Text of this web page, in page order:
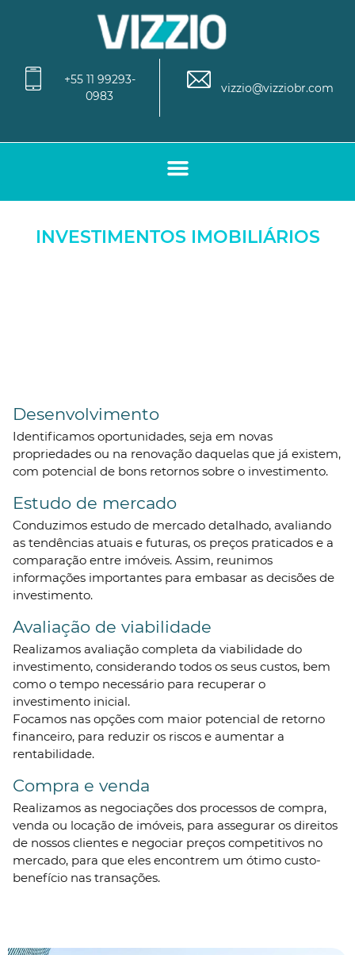
+55 11 99293-
0983
vizzio@vizziobr.com
INVESTIMENTOS IMOBILIÁRIOS
Desenvolvimento
Identificamos oportunidades, seja em novas
propriedades ou na renovação daquelas que já existem,
com potencial de bons retornos sobre o investimento.
Estudo de mercado
Conduzimos estudo de mercado detalhado, avaliando
as tendências atuais e futuras, os preços praticados e a
comparação entre imóveis. Assim, reunimos
informações importantes para embasar as decisões de
investimento.
Avaliação de viabilidade
Realizamos avaliação completa da viabilidade do
investimento, considerando todos os seus custos, bem
como o tempo necessário para recuperar o
investimento inicial.
Focamos nas opções com maior potencial de retorno
financeiro, para reduzir os riscos e aumentar a
rentabilidade.
Compra e venda
Realizamos as negociações dos processos de compra,
venda ou locação de imóveis, para assegurar os direitos
de nossos clientes e negociar preços competitivos no
mercado, para que eles encontrem um ótimo custo-
benefício nas transações.